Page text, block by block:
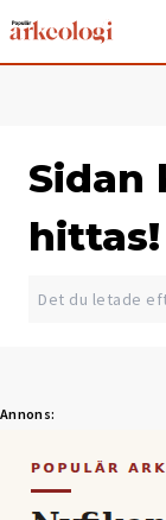
Sidan
hittas!
Annons: